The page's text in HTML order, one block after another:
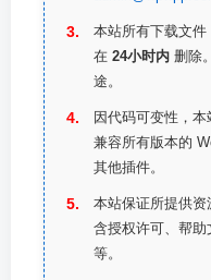
本站所有下载文
在 24小时内 删除
途。
因代码可变性，
兼容所有版本的
其他插件。
本站保证所提供
含授权许可、帮
等。